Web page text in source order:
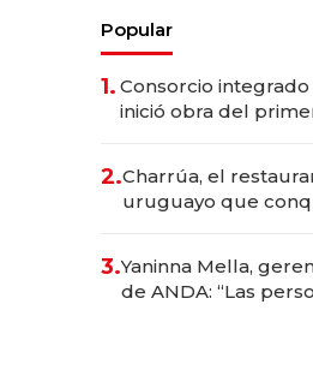
Popular
1. Consorcio
inició obra del
millones
2.Charrúa, el
uruguayo que
anticipación y
3.Yaninna Mella,
de ANDA: “Las